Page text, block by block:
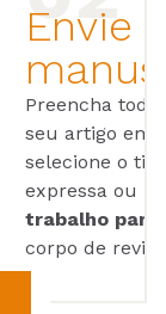
Envie
Preencha
seu artigo em
selecione o
expressa ou
trabalho para
corpo de